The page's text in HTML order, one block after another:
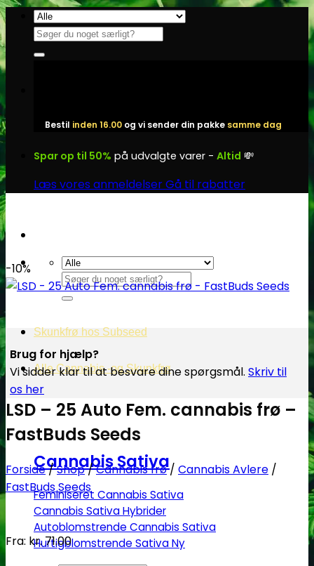
Fortsæt
indhold
Søg
efter:
Bestil inden 16.00 og vi sender din pakke samme dag
Spar op til 50% på udvalgte varer - Altid 💸
Læs vores anmeldelserGå til rabatter
Søg
efter:
Skunkfrø hos Subseed
Alle Cannabis -og Skunkfrø
Cannabis Sativa
Feminiseret Cannabis Sativa
Cannabis Sativa Hybrider
Autoblomstrende Cannabis Sativa
Hurtigblomstrende Sativa
-10%
Brug for hjælp?
Vi sidder klar til at besvare dine spørgsmål. Skriv til
os her
LSD – 25 Auto Fem. cannabis frø –
FastBuds Seeds
Forside/Shop/Cannabis frø / Cannabis Avlere /
FastBuds Seeds
Fra: kr.71.00